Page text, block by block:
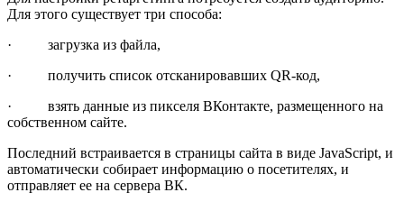
Для этого существует три способа:
· загрузка из файла,
· получить список отсканировавших QR-код,
· взять данные из пикселя ВКонтакте, размещенного на
собственном сайте.
Последний встраивается в страницы сайта в виде JavaScript, и
автоматически собирает информацию о посетителях, и
отправляет ее на сервера ВК.